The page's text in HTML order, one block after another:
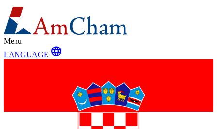
Menu
LANGUAGE language